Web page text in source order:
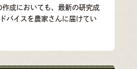
作成においても、最新の研究成
バイスを農家さんに届けてい